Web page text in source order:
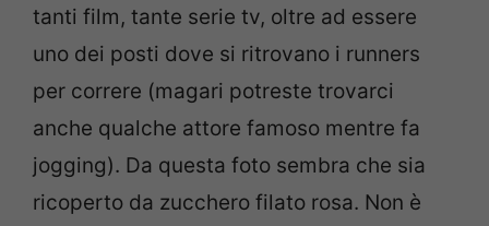
tanti film, tante serie tv, oltre ad essere
uno dei posti dove si ritrovano i runners
per correre (magari potreste trovarci
anche qualche attore famoso mentre fa
jogging). Da questa foto sembra che sia
ricoperto da zucchero filato rosa. Non è